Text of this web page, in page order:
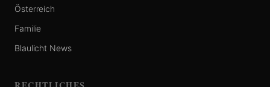
Österreich
Familie
Blaulicht News